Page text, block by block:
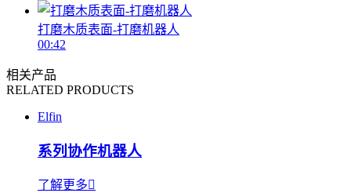
打磨木质表面-打磨机器人
00:42
相关产品
RELATED PRODUCTS
Elfin
系列协作机器人
了解更多